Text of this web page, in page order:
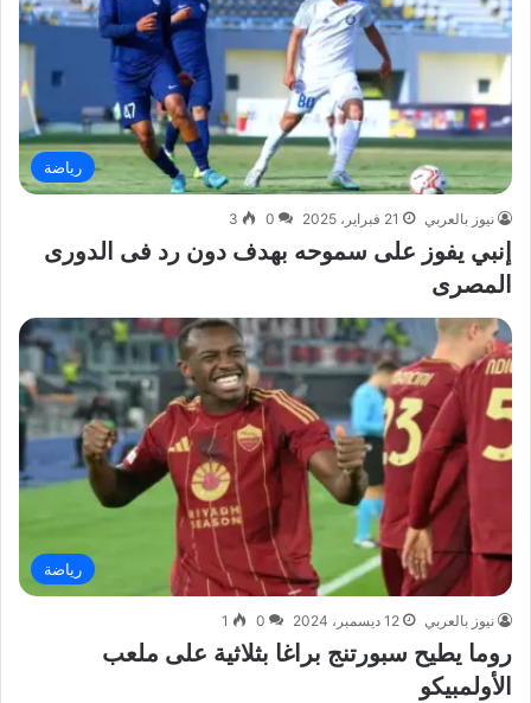
رياضة
نيوز بالعربي 21 فبراير، 2025 0
3
إنبي يفوز على سموحه بهدف دون رد فى الدورى
المصرى
رياضة
نيوز بالعربي 12 ديسمبر، 2024 0
1
روما يطيح سبورتنج براغا بثلاثية على ملعب
الأولمبيكو